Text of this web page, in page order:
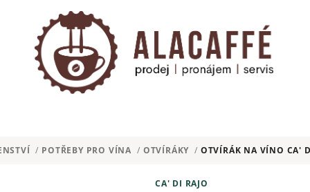
/ POTŘEBY PRO VÍNA / OTVÍRÁKY / OTVÍRÁK NA VÍNO CA'
CA' DI RAJO